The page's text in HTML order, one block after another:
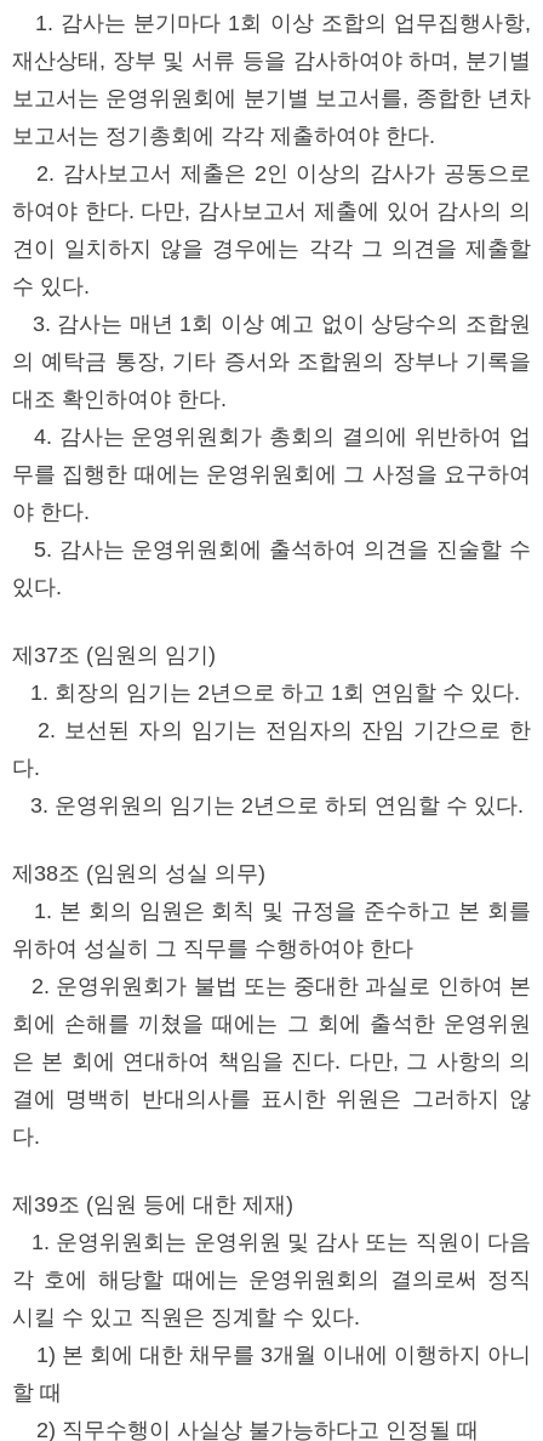
1. 감사는 분기마다 1회 이상 조합의 업무집행사항,
재산상태, 장부 및 서류 등을 감사하여야 하며, 분기별
보고서는 운영위원회에 분기별 보고서를, 종합한 년차
보고서는 정기총회에 각각 제출하여야 한다.
2. 감사보고서 제출은 2인 이상의 감사가 공동으로
하여야 한다. 다만, 감사보고서 제출에 있어 감사의 의
견이 일치하지 않을 경우에는 각각 그 의견을 제출할
수 있다.
3. 감사는 매년 1회 이상 예고 없이 상당수의 조합원
의 예탁금 통장, 기타 증서와 조합원의 장부나 기록을
대조 확인하여야 한다.
4. 감사는 운영위원회가 총회의 결의에 위반하여 업
무를 집행한 때에는 운영위원회에 그 사정을 요구하여
야 한다.
5. 감사는 운영위원회에 출석하여 의견을 진술할 수
있다.
제37조 (임원의 임기)
1. 회장의 임기는 2년으로 하고 1회 연임할 수 있다.
2. 보선된 자의 임기는 전임자의 잔임 기간으로 한
다.
3. 운영위원의 임기는 2년으로 하되 연임할 수 있다.
제38조 (임원의 성실 의무)
1. 본 회의 임원은 회칙 및 규정을 준수하고 본 회를
위하여 성실히 그 직무를 수행하여야 한다
2. 운영위원회가 불법 또는 중대한 과실로 인하여 본
회에 손해를 끼쳤을 때에는 그 회에 출석한 운영위원
은 본 회에 연대하여 책임을 진다. 다만, 그 사항의 의
결에 명백히 반대의사를 표시한 위원은 그러하지 않
다.
제39조 (임원 등에 대한 제재)
1. 운영위원회는 운영위원 및 감사 또는 직원이 다음
각 호에 해당할 때에는 운영위원회의 결의로써 정직
시킬 수 있고 직원은 징계할 수 있다.
1) 본 회에 대한 채무를 3개월 이내에 이행하지 아니
할 때
2) 직무수행이 사실상 불가능하다고 인정될 때